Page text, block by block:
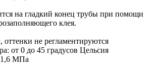
на гладкий конец трубы при помощи
клея.
не регламентируются
от 0 до 45 градусов Цельсия
1,6 МПа